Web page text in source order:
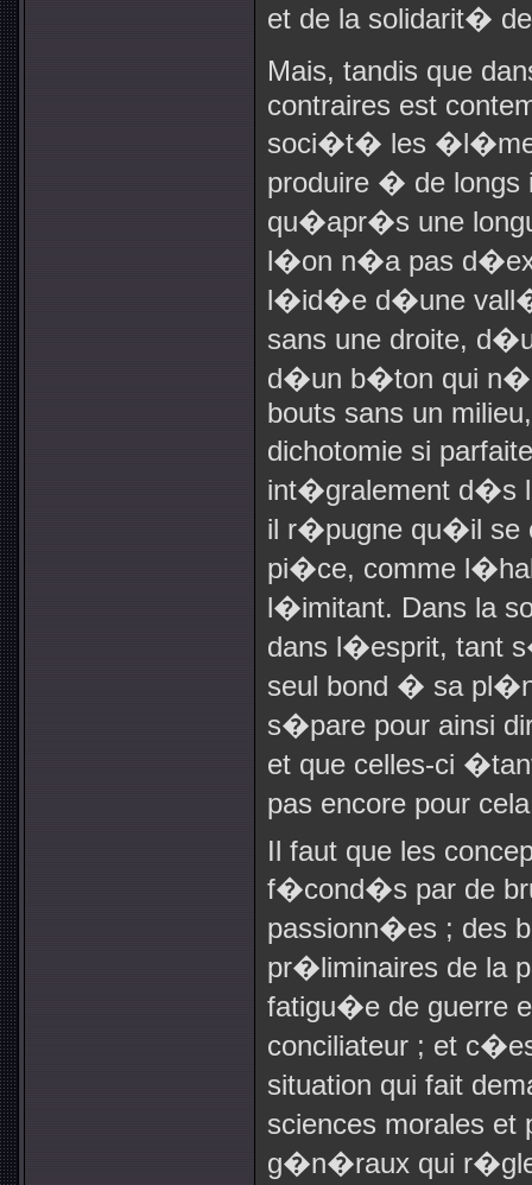
et de la solidarit�
Mais, tandis que
contraires est
soci�t� les
produire � de longs
qu�apr�s une
l�on n�a pas
l�id�e d�une
sans une droite,
d�un b�ton qui
bouts sans un
dichotomie si
int�gralement d�s
il r�pugne qu�il se
pi�ce, comme
l�imitant. Dans la
dans l�esprit, tant
seul bond � sa
s�pare pour ainsi
et que celles-ci
pas encore pour
Il faut que les
f�cond�s par de
passionn�es ; des
pr�liminaires de la
fatigu�e de guerre
conciliateur ; et
situation qui fait
sciences morales
g�n�raux qui